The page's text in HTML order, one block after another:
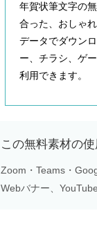
年賀状筆文字の
合った、おしゃ
データでダウン
ー、チラシ、ゲ
利用できます。
この無料素材の使
Zoom・Teams・
Webバナー、